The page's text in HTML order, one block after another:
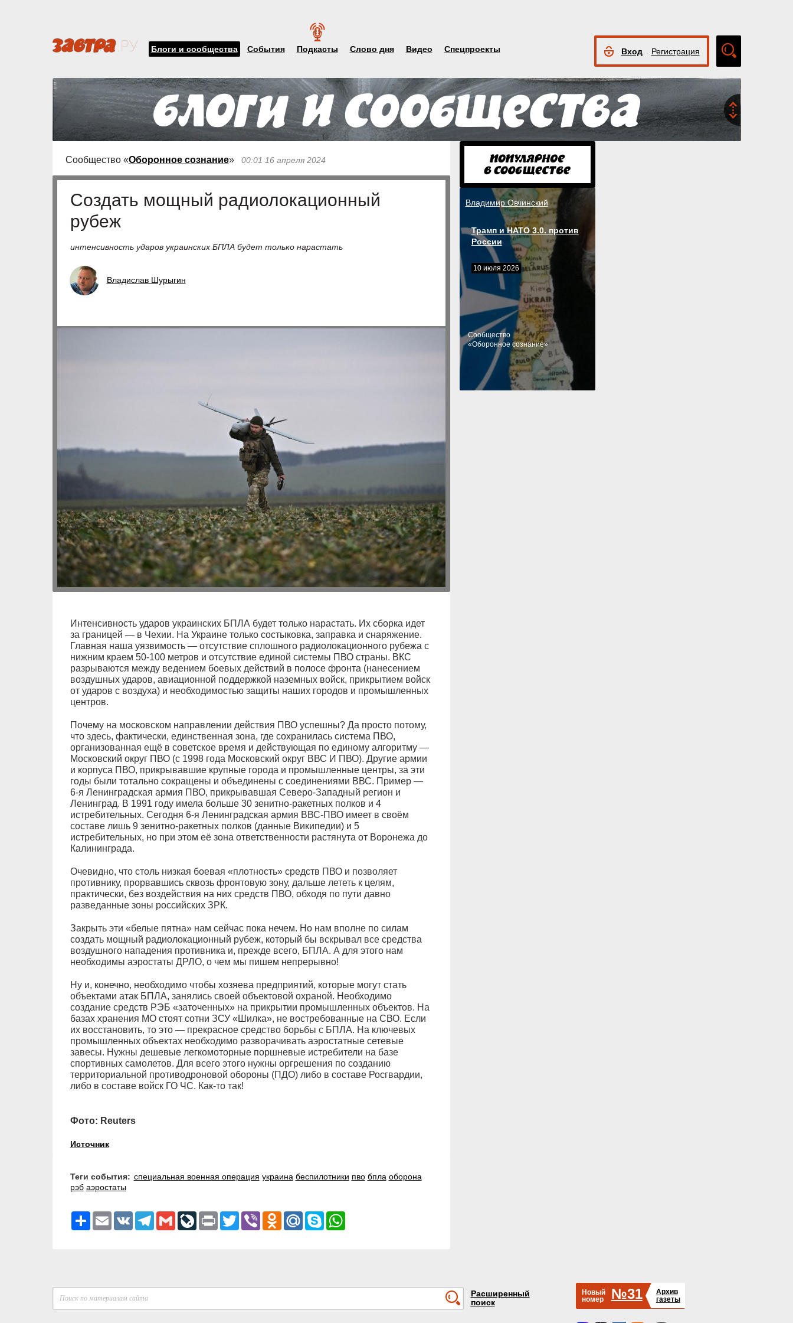
Блоги и сообщества События Подкасты Слово дня Видео Спецпроекты Вход Регистрация
поиск
Сообщество «Оборонное сознание» 00:01 16 апреля 2024
Cоздать мощный радиолокационный
рубеж
интенсивность ударов украинских БПЛА будет только нарастать
Владислав Шурыгин
Интенсивность ударов украинских БПЛА будет только нарастать. Их сборка идет
за границей — в Чехии. На Украине только состыковка, заправка и снаряжение.
Главная наша уязвимость — отсутствие сплошного радиолокационного рубежа с
нижним краем 50-100 метров и отсутствие единой системы ПВО страны. ВКС
разрываются между ведением боевых действий в полосе фронта (нанесением
воздушных ударов, авиационной поддержкой наземных войск, прикрытием войск
от ударов с воздуха) и необходимостью защиты наших городов и промышленных
центров.
Почему на московском направлении действия ПВО успешны? Да просто потому,
что здесь, фактически, единственная зона, где сохранилась система ПВО,
организованная ещё в советское время и действующая по единому алгоритму —
Московский округ ПВО (с 1998 года Московский округ ВВС И ПВО). Другие армии
и корпуса ПВО, прикрывавшие крупные города и промышленные центры, за эти
годы были тотально сокращены и объединены с соединениями ВВС. Пример —
6-я Ленинградская армия ПВО, прикрывавшая Северо-Западный регион и
Ленинград. В 1991 году имела больше 30 зенитно-ракетных полков и 4
истребительных. Сегодня 6-я Ленинградская армия ВВС-ПВО имеет в своём
составе лишь 9 зенитно-ракетных полков (данные Википедии) и 5
истребительных, но при этом её зона ответственности растянута от Воронежа до
Калининграда.
Очевидно, что столь низкая боевая «плотность» средств ПВО и позволяет
противнику, прорвавшись сквозь фронтовую зону, дальше лететь к целям,
практически, без воздействия на них средств ПВО, обходя по пути давно
разведанные зоны российских ЗРК.
Закрыть эти «белые пятна» нам сейчас пока нечем. Но нам вполне по силам
создать мощный радиолокационный рубеж, который бы вскрывал все средства
воздушного нападения противника и, прежде всего, БПЛА. А для этого нам
необходимы аэростаты ДРЛО, о чем мы пишем непрерывно!
Ну и, конечно, необходимо чтобы хозяева предприятий, которые могут стать
объектами атак БПЛА, занялись своей объектовой охраной. Необходимо
создание средств РЭБ «заточенных» на прикрытии промышленных объектов. На
базах хранения МО стоят сотни ЗСУ «Шилка», не востребованные на СВО. Если
их восстановить, то это — прекрасное средство борьбы с БПЛА. На ключевых
промышленных объектах необходимо разворачивать аэростатные сетевые
завесы. Нужны дешевые легкомоторные поршневые истребители на базе
спортивных самолетов. Для всего этого нужны оргрешения по созданию
территориальной противодроновой обороны (ПДО) либо в составе Росгвардии,
либо в составе войск ГО ЧС. Как-то так!
Фото: Reuters
Источник
Теги события: специальная военная операция украина беспилотники пво бпла оборона
рэб аэростаты
РесурсEmail VK Telegram
GmailLiveJournal
Print TwitterViber Odnoklassniki
Mail.RuSkypeWhatsApp
Владимир Овчинский
Трамп и НАТО 3.0. против
России
10 июля 2026
Cообщество
«Оборонное сознание»
Расширенный
поиск
Новый
номер
№31
Архив
газеты